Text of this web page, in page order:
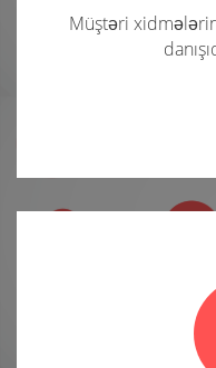
Müştəri